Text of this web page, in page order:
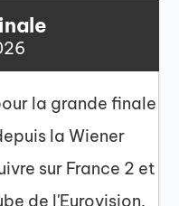
la grande finale
la Wiener
sur France 2 et
de l'Eurovision.